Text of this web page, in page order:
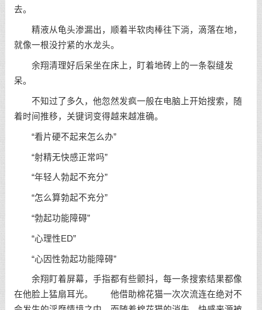
去。
精液从龟头渗漏出，顺着半软肉棒往下淌，滴落在地，
就像一根没拧紧的水龙头。
余翔清理好后呆坐在床上，盯着地砖上的一条裂缝发
呆。
不知过了多久，他忽然发疯一般在电脑上开始搜索，随
着时间推移，关键词变得越来越准确。
“看片硬不起来怎么办”
“射精无快感正常吗”
“年轻人勃起不充分”
“怎么算勃起不充分”
“勃起功能障碍”
“心理性ED”
“心因性勃起功能障碍”
余翔盯着屏幕，手指都有些颤抖，每一条搜索结果都像
在他脸上猛扇耳光。 他借助棉花猫一次次流连在绝对不